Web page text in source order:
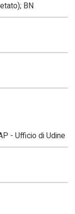
BN
- Ufficio di Udine